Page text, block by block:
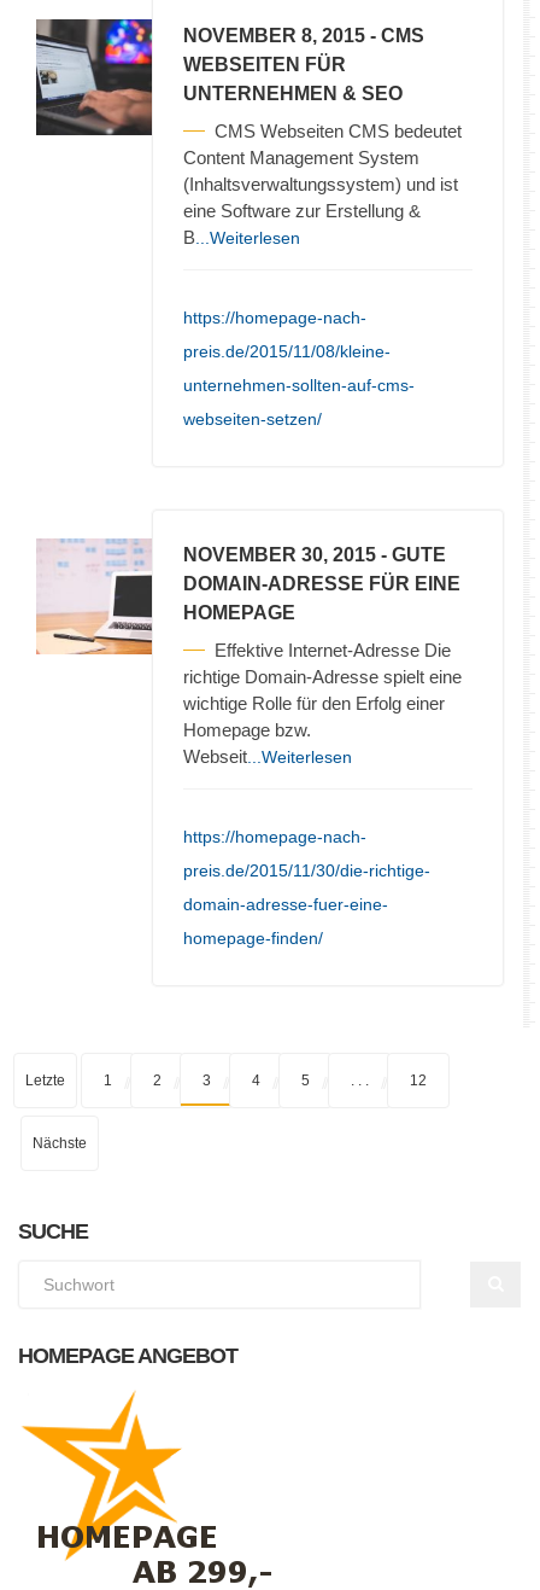
NOVEMBER 8, 2015 - CMS
WEBSEITEN FÜR
UNTERNEHMEN & SEO
CMS Webseiten CMS bedeutet
Content Management System
(Inhaltsverwaltungssystem) und ist
eine Software zur Erstellung &
B ...Weiterlesen
https://homepage-nach-
preis.de/2015/11/08/kleine-
unternehmen-sollten-auf-cms-
webseiten-setzen/
NOVEMBER 30, 2015 - GUTE
DOMAIN-ADRESSE FÜR EINE
HOMEPAGE
Effektive Internet-Adresse Die
richtige Domain-Adresse spielt eine
wichtige Rolle für den Erfolg einer
Homepage bzw.
Webseit ...Weiterlesen
https://homepage-nach-
preis.de/2015/11/30/die-richtige-
domain-adresse-fuer-eine-
homepage-finden/
Letzte 1 2 3 4 5 12
Nächste
SUCHE
HOMEPAGE ANGEBOT